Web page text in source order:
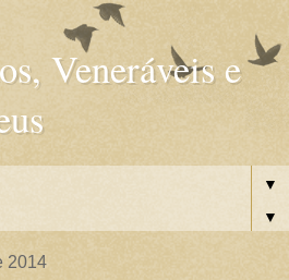
Veneráveis e
▼
▼
2014